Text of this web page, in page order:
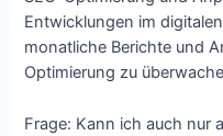
Entwicklungen im
monatliche Berichte und
Optimierung zu
Frage: Kann ich auch nur